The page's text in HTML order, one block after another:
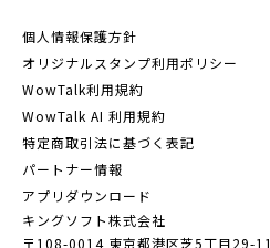
個人情報保護方針
オリジナルスタンプ利用ポリシー
WowTalk利用規約
WowTalk AI 利用規約
特定商取引法に基づく表記
パートナー情報
アプリダウンロード
キングソフト株式会社
〒108-0014 東京都港区芝5丁目29-11